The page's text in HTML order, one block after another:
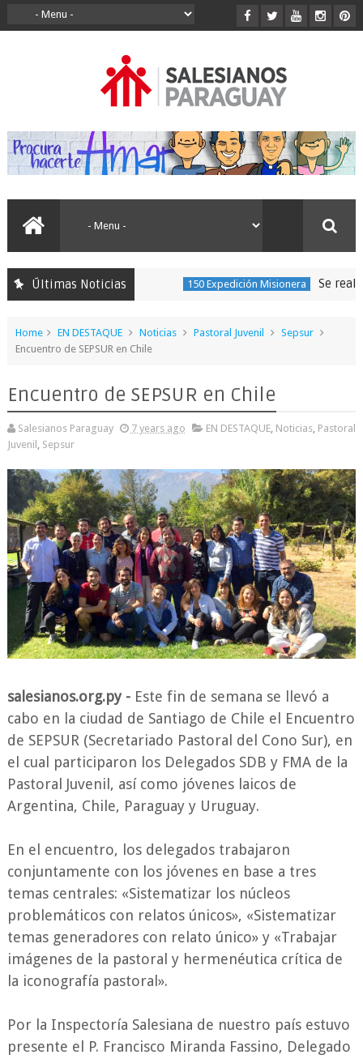
Últimas Noticias 150 Expedición Misionera Se realizó la
Home EN DESTAQUE Noticias Pastoral Juvenil
Sepsur
Encuentro de SEPSUR en Chile
Encuentro de SEPSUR en Chile
Salesianos Paraguay 7 years ago EN DESTAQUE, Noticias, Pastoral
Juvenil
Sepsur
salesianos.org.py -Este fin de semana se llevó a
cabo en la ciudad de Santiago de Chile el Encuentro
de SEPSUR (Secretariado Pastoral del Cono Sur), en
el cual participaron los Delegados SDB y FMA de la
Pastoral Juvenil, así como jóvenes laicos de
Argentina, Chile, Paraguay y Uruguay.
En el encuentro, los delegados trabajaron
conjuntamente con los jóvenes en base a tres
temas centrales: «Sistematizar los núcleos
problemáticos con relatos únicos», «Sistematizar
temas generadores con relato único» y «Trabajar
imágenes de la pastoral y hermenéutica crítica de
la iconografía pastoral».
Por la Inspectoría Salesiana de nuestro país estuvo
presente el P. Francisco Miranda Fassino, Delegado